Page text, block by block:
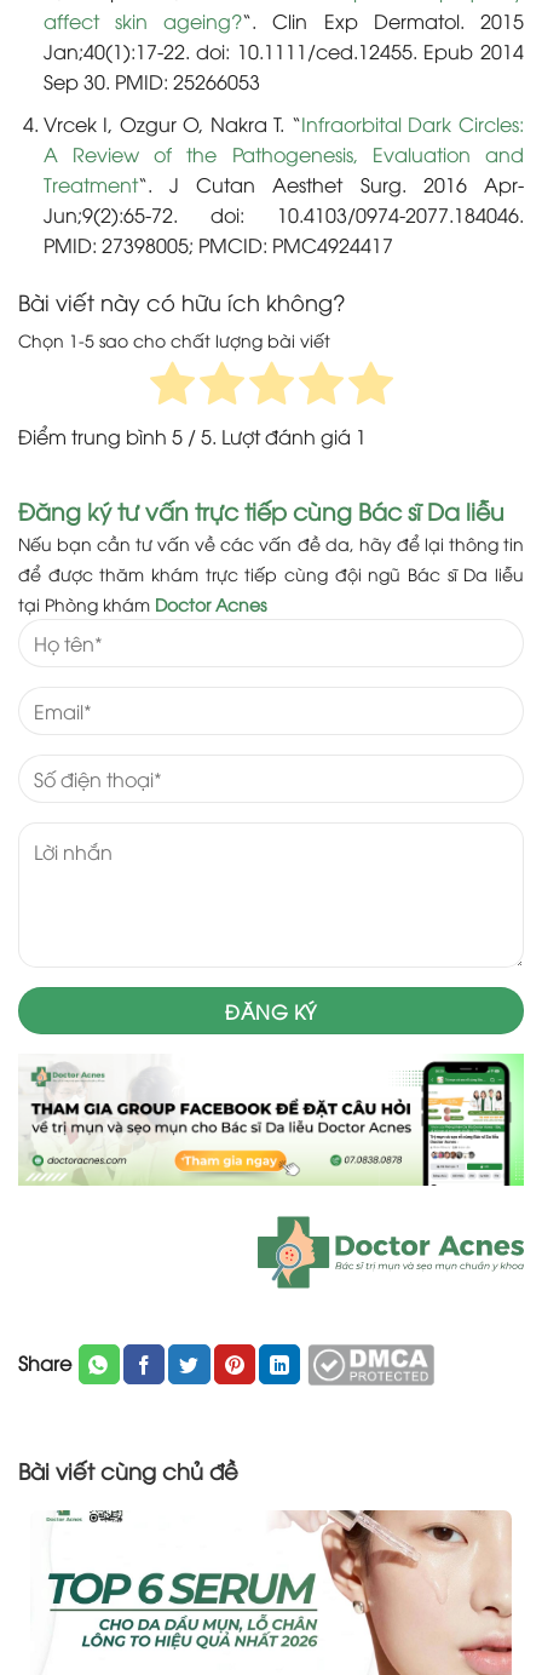
affect skin ageing?“. Clin Exp Dermatol. 2015
Jan;40(1):17-22. doi: 10.1111/ced.12455. Epub 2014
Sep 30. PMID: 25266053
Vrcek I, Ozgur O, Nakra T. “Infraorbital Dark Circles:
A Review of the Pathogenesis, Evaluation and
Treatment“. J Cutan Aesthet Surg. 2016 Apr-
Jun;9(2):65-72. doi: 10.4103/0974-2077.184046.
PMID: 27398005; PMCID: PMC4924417
Bài viết này có hữu ích không?
Chọn 1-5 sao cho chất lượng bài viết
Điểm trung bình 5 / 5. Lượt đánh giá 1
Đăng ký tư vấn trực tiếp cùng Bác sĩ Da liễu
Nếu bạn cần tư vấn về các vấn đề da, hãy để lại thông tin
để được thăm khám trực tiếp cùng đội ngũ Bác sĩ Da liễu
tại Phòng khám Doctor Acnes
Share
Bài viết cùng chủ đề